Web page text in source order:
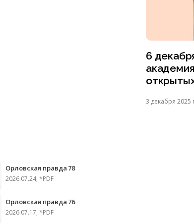
6
3 декабря 2025
Орловская правда 78
2026.07.24, *PDF
Орловская правда 76
2026.07.17, *PDF